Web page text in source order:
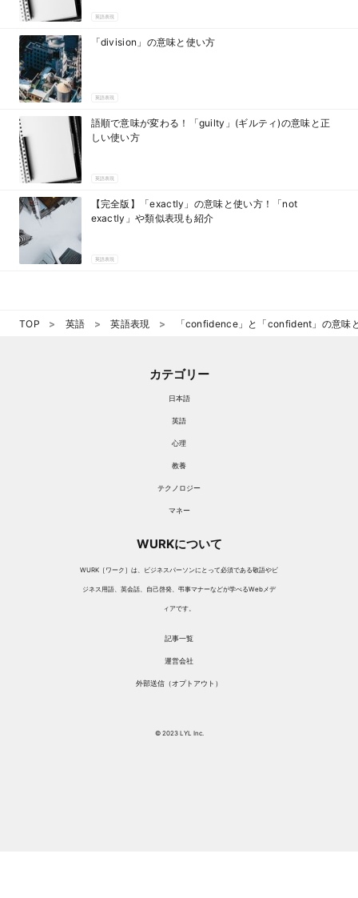
英語表現
「division」の意味と使い方
英語表現
語順で意味が変わる！「guilty」(ギルティ)の意味と正
しい使い方
英語表現
【完全版】「exactly」の意味と使い方！「not
exactly」や類似表現も紹介
英語表現
TOP 英語 英語表現 「confidence」と「confident」の意味
カテゴリー
日本語
英語
心理
教養
テクノロジー
マネー
WURKについて
WURK［ワーク］は、ビジネスパーソンにとって必須である敬語やビ
ジネス用語、英会話、自己啓発、弔事マナーなどが学べるWebメデ
ィアです。
記事一覧
運営会社
外部送信（オプトアウト）
© 2023 LYL Inc.